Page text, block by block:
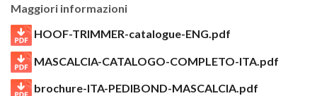
Maggiori informazioni
HOOF-TRIMMER-catalogue-ENG.pdf
MASCALCIA-CATALOGO-COMPLETO-ITA.pdf
brochure-ITA-PEDIBOND-MASCALCIA.pdf